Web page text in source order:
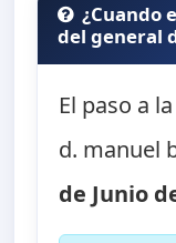
¿Cuando
del general
El paso a
d. manuel
de Junio